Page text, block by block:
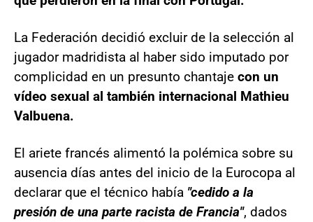
La Federación decidió excluir de la selección al
jugador madridista al haber sido imputado por
complicidad en un presunto chantaje con un
vídeo sexual al también internacional Mathieu
Valbuena.
El ariete francés alimentó la polémica sobre su
ausencia días antes del inicio de la Eurocopa al
declarar que el técnico había "cedido a la
presión de una parte racista de Francia", dados